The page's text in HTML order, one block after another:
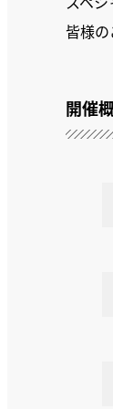
皆様の
開催